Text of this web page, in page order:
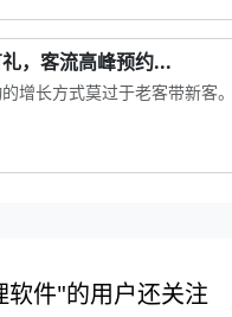
，客流高峰预约...
增长方式莫过于老客带新客
件"的用户还关注